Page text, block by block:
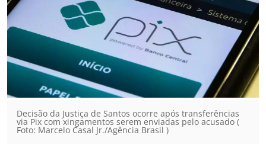
Decisão da Justiça de Santos ocorre após transferências
via Pix com xingamentos serem enviadas pelo acusado (
Foto: Marcelo Casal Jr./Agência Brasil )